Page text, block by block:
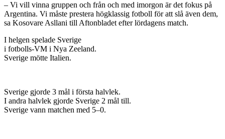
– Vi vill vinna gruppen och från och med imorgon är det fokus på
Argentina. Vi måste prestera högklassig fotboll för att slå även dem,
sa Kosovare Asllani till Aftonbladet efter lördagens match.
I helgen spelade Sverige
i fotbolls-VM i Nya Zeeland.
Sverige mötte Italien.
Sverige gjorde 3 mål i första halvlek.
I andra halvlek gjorde Sverige 2 mål till.
Sverige vann matchen med 5–0.